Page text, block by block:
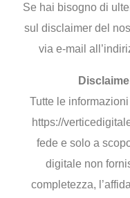
Se hai bisogno di
sul disclaimer del
via e-mail
Tutte le
https://
fede e solo a
digitale non
completezza,